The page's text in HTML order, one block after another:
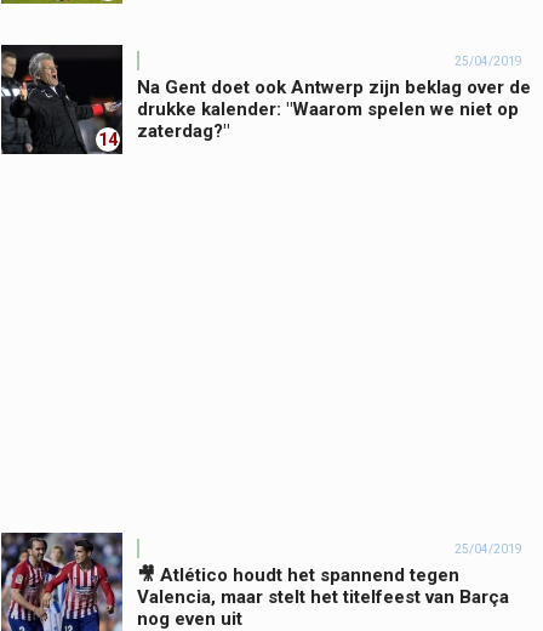
14
25/04/2019
Na Gent doet ook Antwerp zijn beklag over de
drukke kalender: "Waarom spelen we niet op
zaterdag?"
25/04/2019
🎥 Atlético houdt het spannend tegen
Valencia, maar stelt het titelfeest van Barça
nog even uit